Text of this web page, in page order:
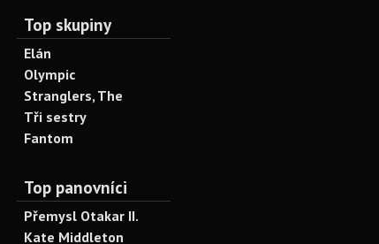
Top skupiny
Elán
Olympic
Stranglers, The
Tři sestry
Fantom
Top panovníci
Přemysl Otakar II.
Kate Middleton